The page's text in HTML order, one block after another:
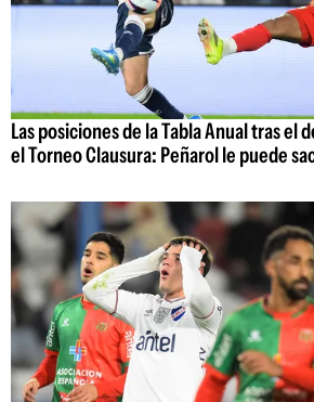
Las posiciones de la Tabla Anual tras el
el Torneo Clausura: Peñarol le puede